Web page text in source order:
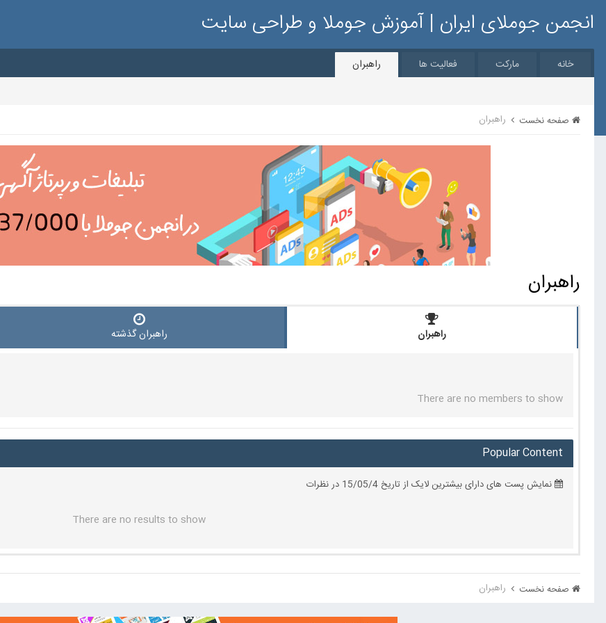
انجمن جوملای ایران | آموزش جوملا و طراحی سایت
خانه مارکت فعالیت ها راهبران
صفحه نخست راهبران
راهبران
راهبران راهبران گذشته
There are no members to show
Popular Content
نمایش پست های دارای بیشترین لایک از تاریخ 15/05/4 در نظرات
There are no results to show
صفحه نخست راهبران